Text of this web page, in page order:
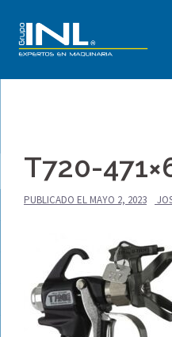
contenido
T720-
PUBLICADO EL MAYO 2, 2023